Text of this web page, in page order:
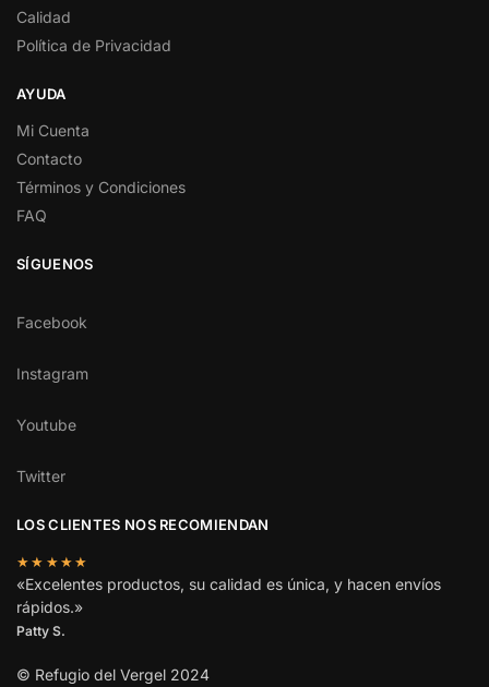
Calidad
Política de Privacidad
AYUDA
Mi Cuenta
Contacto
Términos y Condiciones
FAQ
SÍGUENOS
Facebook
Instagram
Youtube
Twitter
LOS CLIENTES NOS RECOMIENDAN
★★★★★
«Excelentes productos, su calidad es única, y hacen envíos
rápidos.»
Patty S.
© Refugio del Vergel 2024